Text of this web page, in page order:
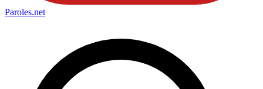
Paroles.net